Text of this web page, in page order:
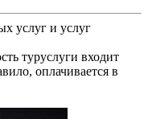
услуг и услуг
туруслуги входит
оплачивается в